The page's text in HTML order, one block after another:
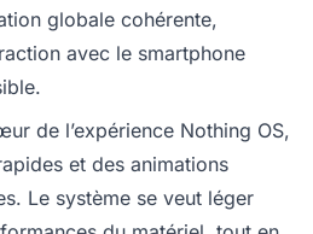
globale cohérente,
avec le smartphone
de l’expérience Nothing OS,
et des animations
Le système se veut léger